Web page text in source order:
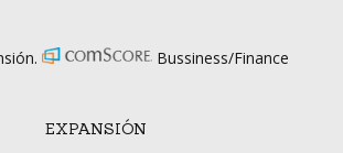
EXPANSIÓN
Bussiness/Finance